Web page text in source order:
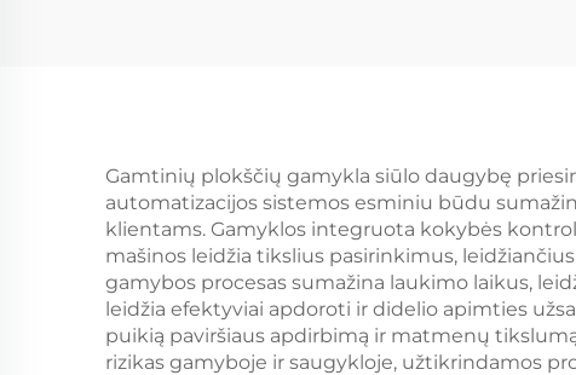
Gamtinių plokščių gamykla siūlo daugybę
automatizacijos sistemos esminiu būdu
klientams. Gamyklos integruota kokybės
mašinos leidžia tikslius pasirinkimus,
gamybos procesas sumažina laukimo laikus,
leidžia efektyviai apdoroti ir didelio apimties
puikią paviršiaus apdirbimą ir matmenų
rizikas gamyboje ir saugykloje, užtikrindamos